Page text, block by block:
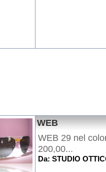
WEB
WEB 29 nel
200,00...
Da: STUDIO